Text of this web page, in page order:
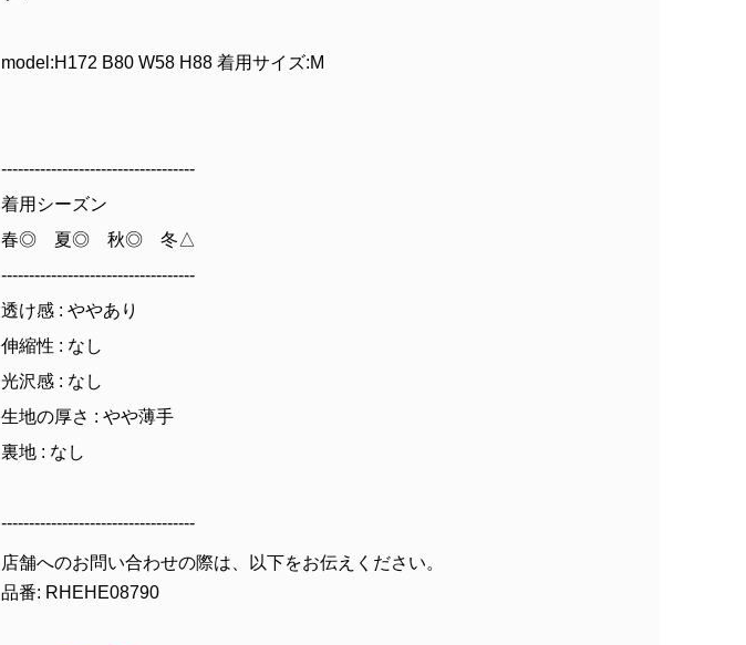
model:H172 B80 W58 H88 着用サイズ:M
-----------------------------------
着用シーズン
春◎ 夏◎ 秋◎ 冬△
-----------------------------------
透け感 : ややあり
伸縮性 : なし
光沢感 : なし
生地の厚さ : やや薄手
裏地 : なし
-----------------------------------
店舗へのお問い合わせの際は、以下をお伝えください。
品番: RHEHE08790